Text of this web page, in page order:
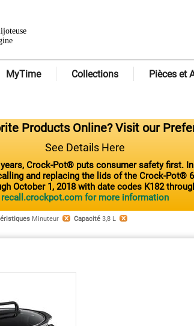
MyTime Collections Pièces et
Products Online? Visit our
See Details Here
Crock-Pot® puts consumer safety first.
and replacing the lids of the Crock-Pot®
October 1, 2018 with date codes K182
recall.crockpot.com for more information
Minuteur Capacité 3,8 L